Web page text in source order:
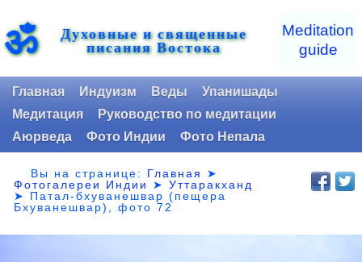
ॐ Духовные и священные
писания Востока
Meditation
guide
Главная Индуизм Веды
Упанишады
Медитация
Руководство по медитации
Аюрведа
Фото Индии Фото Непала
Вы на странице: Главная
➤
Фотогалереи Индии
➤Уттаракханд
➤ Патал-бхуванешвар (пещера
Бхуванешвар), фото 72